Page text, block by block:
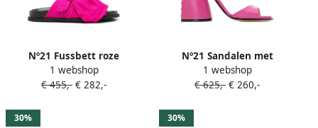
Nº21 Fussbett roze
sandalen
1 webshop
€ 455,- € 282,-
Nº21 Sandalen met
verfraaide hak Roze
1 webshop
€ 625,- € 260,-
30% 30%